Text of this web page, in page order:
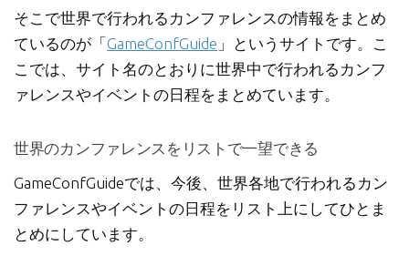
そこで世界で行われるカンファレンスの情報をまとめ
ているのが「 GameConfGuide 」というサイトです。こ
こでは、サイト名のとおりに世界中で行われるカンフ
ァレンスやイベントの日程をまとめています。
世界のカンファレンスをリストで一望できる
GameConfGuideでは、今後、世界各地で行われるカン
ファレンスやイベントの日程をリスト上にしてひとま
とめにしています。